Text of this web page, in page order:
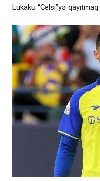
Lukaku “Çelsi”yə qayıtmaq